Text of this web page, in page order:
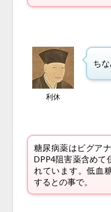
利休
ち
糖尿病薬はビグア
DPP4阻害薬含めて
れています。低血
するとの事で。